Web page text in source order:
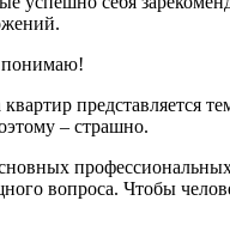
понимаю!
– страшно.
вопроса. Чтобы